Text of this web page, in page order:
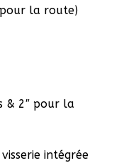
pour la route)
& 2″ pour la
intégrée